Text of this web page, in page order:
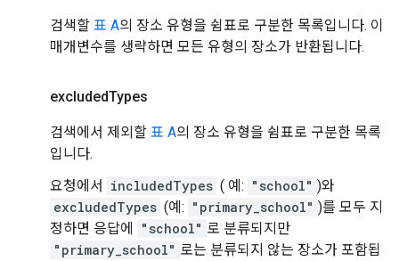
검색할 표 A의 장소 유형을 쉼표로 구분한 목록입니다. 이
매개변수를 생략하면 모든 유형의 장소가 반환됩니다.
excludedTypes
검색에서 제외할 표 A의 장소 유형을 쉼표로 구분한 목록
입니다.
요청에서
includedTypes ( 예: "school" )와
excludedTypes (예: "primary_school" )를 모두 지
정하면 응답에
"school" 로 분류되지만
"primary_school" 로는 분류되지 않는 장소가 포함됩